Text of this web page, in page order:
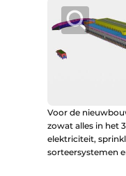
Voor de
zowat alles in het
elektriciteit,
sorteersystemen